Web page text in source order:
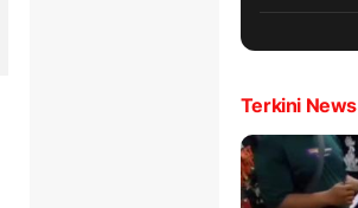
Terkini News